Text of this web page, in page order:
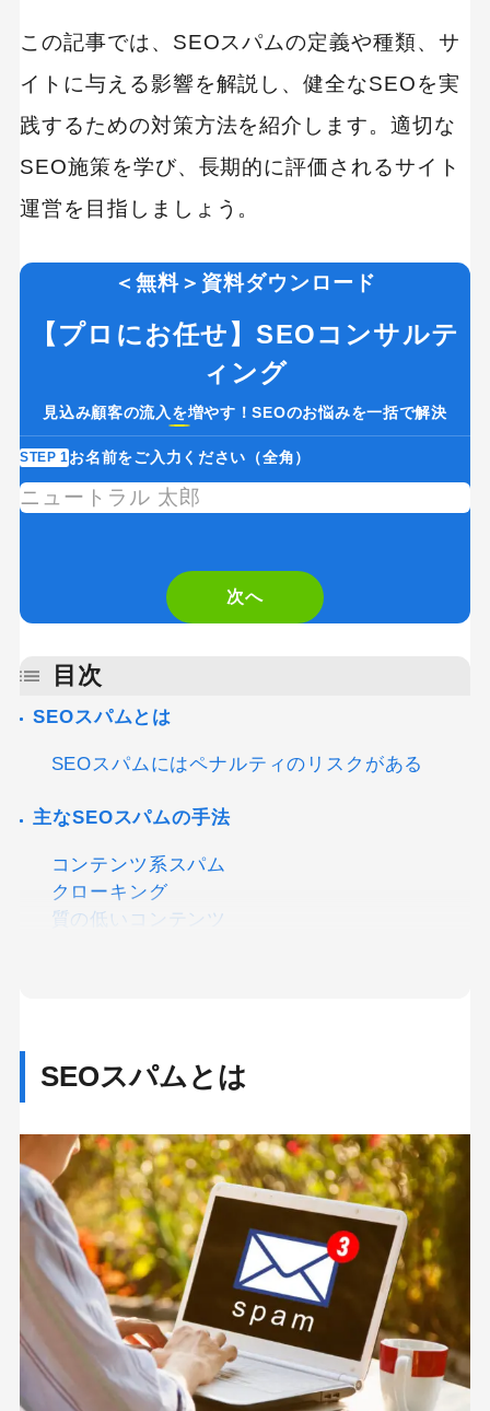
この記事では、SEOスパムの定義や種類、サ
イトに与える影響を解説し、健全なSEOを実
践するための対策方法を紹介します。適切な
SEO施策を学び、長期的に評価されるサイト
運営を目指しましょう。
＜無料＞資料ダウンロード
【プロにお任せ】SEOコンサルテ
ィング
見込み顧客の流入を増やす！SEOのお悩みを一括で解決
STEP 1お名前をご入力ください（全角）
are
次へ
目次
SEOスパムとは
SEOスパムにはペナルティのリスクがある
主なSEOスパムの手法
コンテンツ系スパム
クローキング
質の低いコンテンツ
リンク系スパム
コメントスパム
リンクファーム
SEOスパム判定が疑われる4つの兆候
SEOスパム対策を行うメリット
検索順位の保持
ユーザー体験の向上
SEOスパムとは